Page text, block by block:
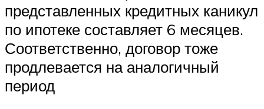
представленных кредитных каникул
по ипотеке составляет 6 месяцев.
Соответственно, договор тоже
продлевается на аналогичный
период